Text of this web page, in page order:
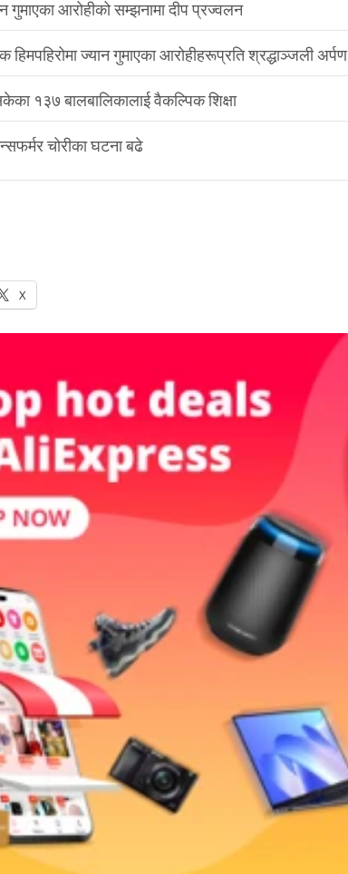
गुमाएका आरोहीको सम्झनामा दीप प्रज्वलन
ज्यान गुमाएका आरोहीहरूप्रति श्रद्धाञ्जली अर्पण
१३७ बालबालिकालाई वैकल्पिक शिक्षा
चोरीका घटना बढे
X